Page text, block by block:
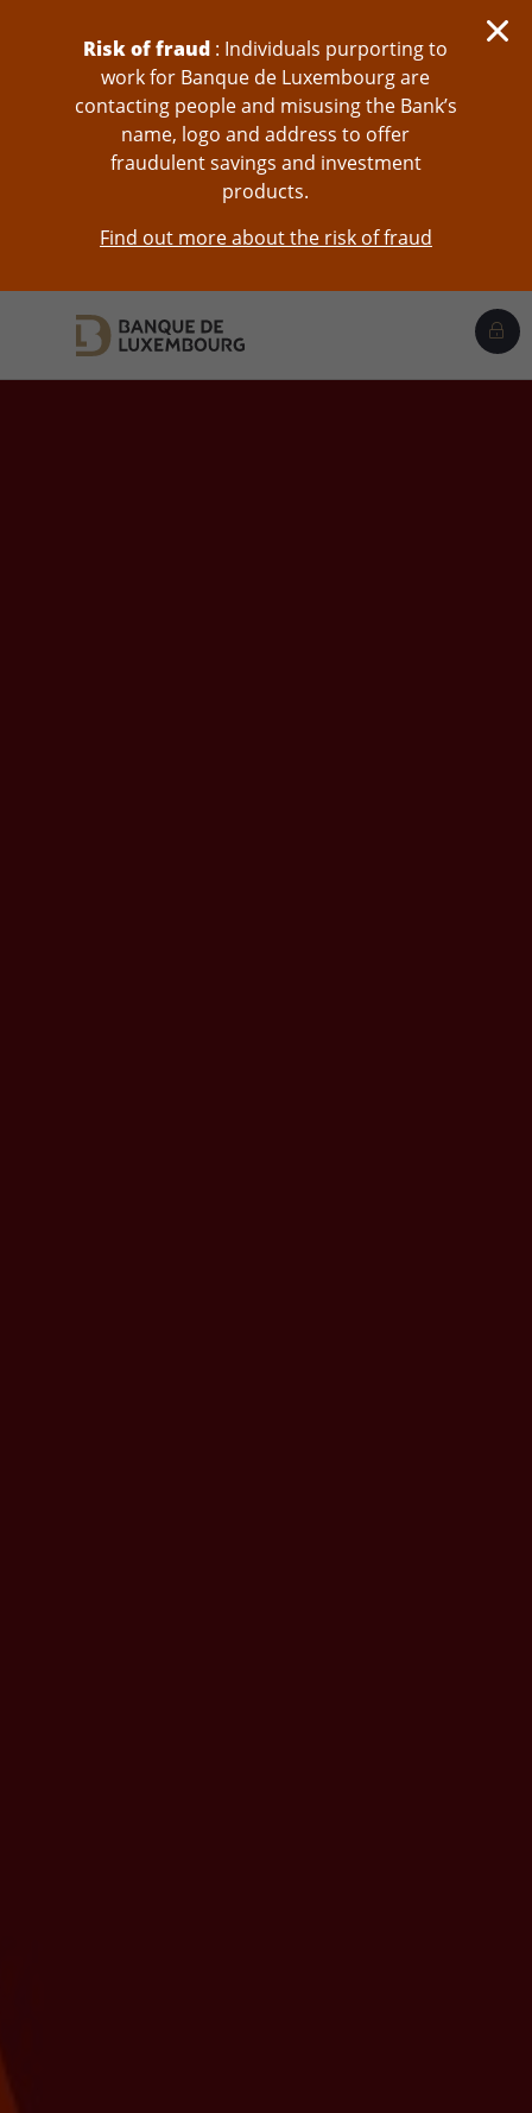
Risk of fraud : Individuals purporting to
work for Banque de Luxembourg are
contacting people and misusing the Bank’s
name, logo and address to offer
fraudulent savings and investment
products.
Find out more about the risk of fraud